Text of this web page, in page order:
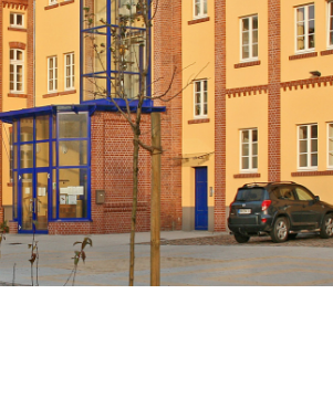
HEIZGAS
HEIZGAS UMLAND
KOCHGAS
MARKTPARTNER